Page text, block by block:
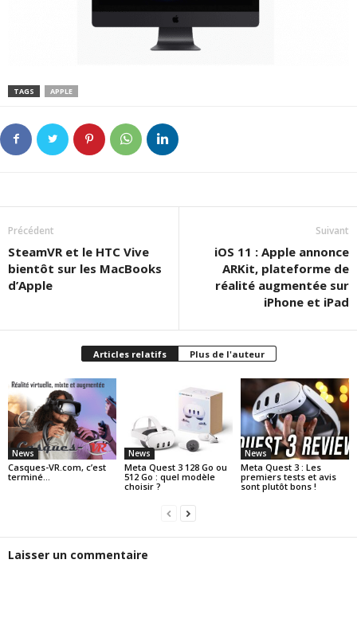
TAGS APPLE
Précédent
SteamVR et le HTC Vive
bientôt sur les MacBooks
d’Apple
Suivant
iOS 11 : Apple annonce
ARKit, plateforme de
réalité augmentée sur
iPhone et iPad
Articles relatifs Plus de l'auteur
News
Casques-VR.com, c’est
terminé…
News
Meta Quest 3 128 Go ou
512 Go : quel modèle
choisir ?
News
Meta Quest 3 : Les
premiers tests et avis
sont plutôt bons !
Laisser un commentaire